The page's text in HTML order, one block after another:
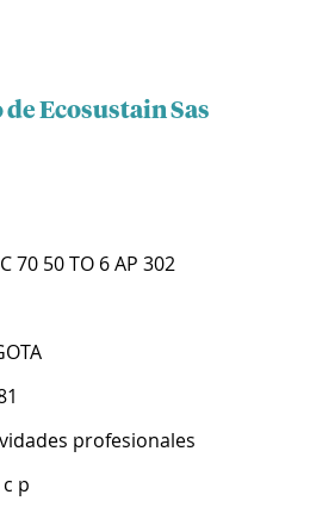
Ecosustain Sas
70 50 TO 6 AP 302
profesionales
p